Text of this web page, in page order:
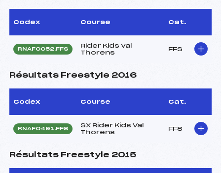
Codex Course Cat.
RNAF0052.FFS
Rider Kids Val
Thorens
FFS
Résultats Freestyle 2016
Codex Course Cat.
RNAF0491.FFS
SX Rider Kids Val
Thorens
FFS
Résultats Freestyle 2015